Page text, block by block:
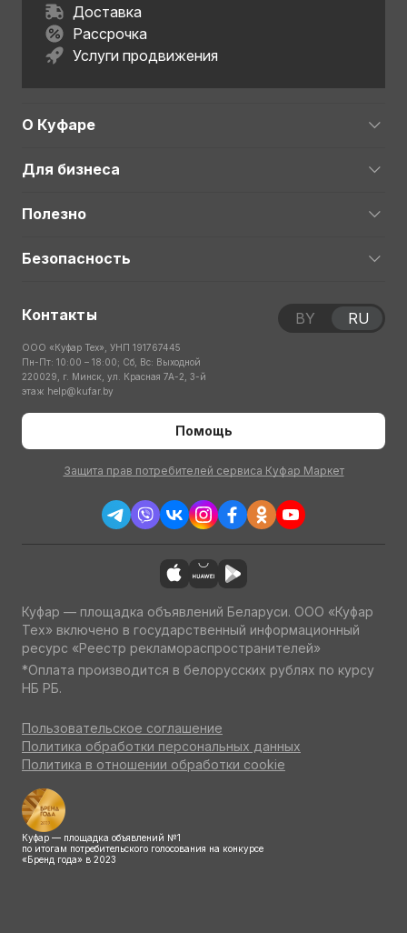
Доставка
Рассрочка
Услуги продвижения
О Куфаре
Для бизнеса
Полезно
Безопасность
Контакты
ООО «Куфар Тех», УНП 191767445
Пн-Пт: 10:00 – 18:00; Сб, Вс: Выходной
220029, г. Минск, ул. Красная 7А-2, 3-й
этаж help@kufar.by
Помощь
Защита прав потребителей сервиса Куфар Маркет
BY RU
Куфар — площадка объявлений Беларуси. ООО «Куфар
Тех» включено в государственный информационный
ресурс «Реестр рекламораспространителей»
*Оплата производится в белорусских рублях по курсу
НБ РБ.
Пользовательское соглашение
Политика обработки персональных данных
Политика в отношении обработки cookie
Куфар — площадка объявлений №1
по итогам потребительского голосования на конкурсе
«Бренд года» в 2023